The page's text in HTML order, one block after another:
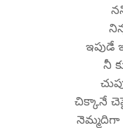
ఇపుడే
నీ
చిక్కానే
నెమ్మదిగా